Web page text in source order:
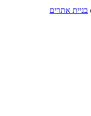
בניית אתרים